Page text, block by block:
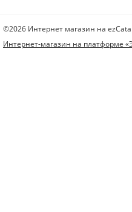
©2026 Интернет магазин на
Интернет-магазин на платформе